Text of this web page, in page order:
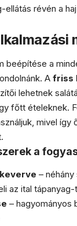
ellátás révén a
beépítése a
A friss
lehetnek
főtt ételeknek.
mivel így
a
–
az ital
– hagyományos